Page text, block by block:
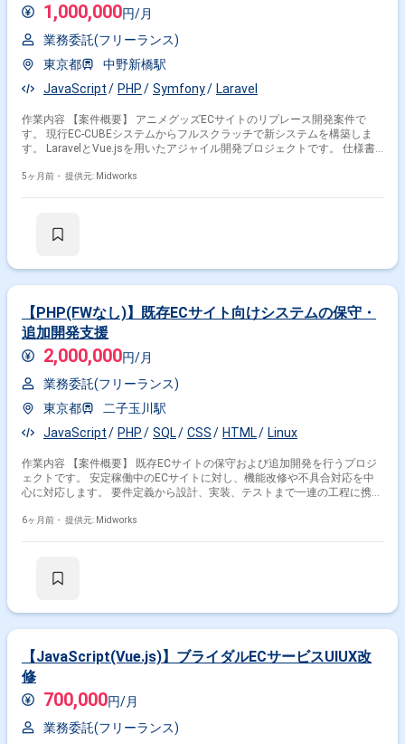
1,000,000円/月
業務委託(フリーランス)
東京都
中野新橋駅
JavaScript
PHP Symfony Laravel
作業内容 【案件概要】 アニメグッズECサイトのリプレース開発案件で
す。 現行EC-CUBEシステムからフルスクラッチで新システムを構築しま
す。 LaravelとVue.jsを用いたアジャイル開発プロジェクトです。 仕様書
イトの機能刷新とパフォーマンス向上を目的とした案件です。 【作業内
5ヶ月前・ 提供元: Midworks
【PHP(FWなし)】既存ECサイト向けシステムの保守・
追加開発支援
2,000,000円/月
業務委託(フリーランス)
東京都
二子玉川駅
JavaScript
PHP SQL CSS HTML Linux
作業内容 【案件概要】 既存ECサイトの保守および追加開発を行うプロジ
ェクトです。 安定稼働中のECサイトに対し、機能改修や不具合対応を中
心に対応します。 要件定義から設計、実装、テストまで一連の工程に携わ
です。 【作業内容】 ・既存ECサイトの保守対応および不具合修正 ・要件
6ヶ月前・ 提供元: Midworks
【JavaScript(Vue.js)】ブライダルECサービスUIUX改
修
700,000円/月
業務委託(フリーランス)